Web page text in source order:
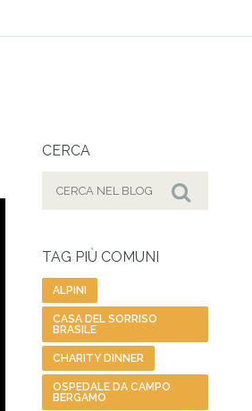
CERCA
Cerca
TAG PIÙ COMUNI
ALPINI
CASA DEL SORRISO
BRASILE
CHARITY DINNER
OSPEDALE DA CAMPO
BERGAMO